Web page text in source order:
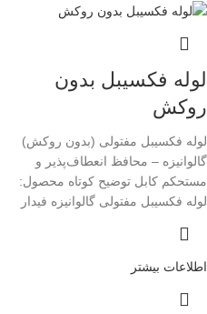
لوله فکسیبل بدون
روکش
لوله فکسیبل مفتولی (بدون روکش)
گالوانیزه – محافظ انعطاف‌پذیر و
مستحکم کابل توضیح کوتاه محصول:
لوله فکسیبل مفتولی گالوانیزه فیدار
اطلاعات بیشتر